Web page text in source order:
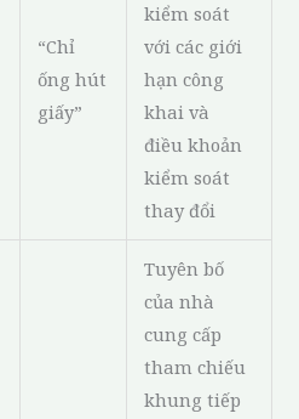
“Chỉ
ống hút
giấy”
kiểm soát
với các giới
hạn công
khai và
điều khoản
kiểm soát
thay đổi
Tuyên bố
của nhà
cung cấp
tham chiếu
khung tiếp